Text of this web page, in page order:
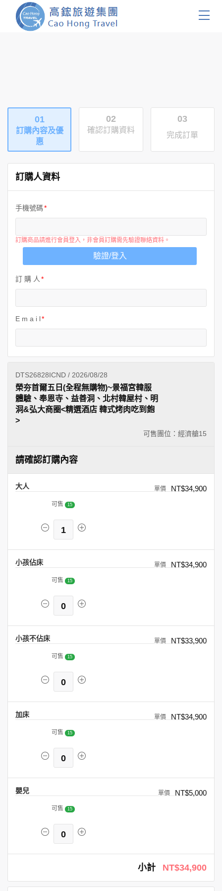
證件簽證
關於我們
客製服務
會員登入
01
訂購內容及優
惠
02
確認訂購資料
03
完成訂單
訂購人資料
手機號碼
訂購商品請進行會員登入，非會員訂購需先驗證聯絡資料。
驗證/登入
訂 購 人
E m a i l
DTS26828ICND / 2026/08/28
可售團位：經濟艙15
榮夯首爾五日(全程無購物)~景福宮韓服
體驗、奉恩寺、益善洞、北村韓屋村、明
洞&弘大商圈<精選酒店 韓式烤肉吃到飽
>
請確認訂購內容
大人 NT$34,900
可售 15
1
小孩佔床 NT$34,900
可售 15
0
小孩不佔床 NT$33,900
可售 15
0
加床 NT$34,900
可售 15
0
嬰兒 NT$5,000
可售 15
0
小計 NT$34,900